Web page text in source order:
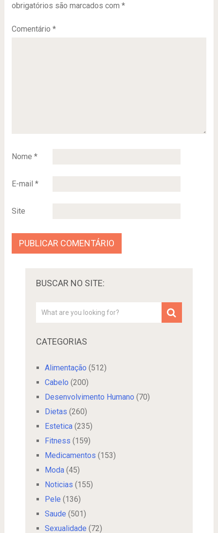
obrigatórios são marcados com *
Comentário *
Nome *
E-mail *
Site
BUSCAR NO SITE:
CATEGORIAS
Alimentação (512)
Cabelo (200)
Desenvolvimento Humano (70)
Dietas (260)
Estetica(235)
Fitness (159)
Medicamentos (153)
Moda(45)
Noticias (155)
Pele (136)
Saude (501)
Sexualidade (72)